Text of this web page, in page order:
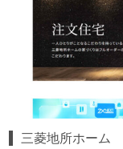
三菱地所ホーム